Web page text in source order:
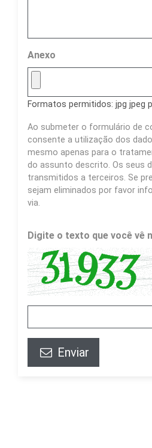
Anexo
Formatos permitidos: jpg jpeg
Ao submeter o formulário de
consente a utilização dos
mesmo apenas para o
do assunto descrito. Os seus
transmitidos a terceiros. Se
sejam eliminados por favor
via.
Digite o texto que você vê
Enviar